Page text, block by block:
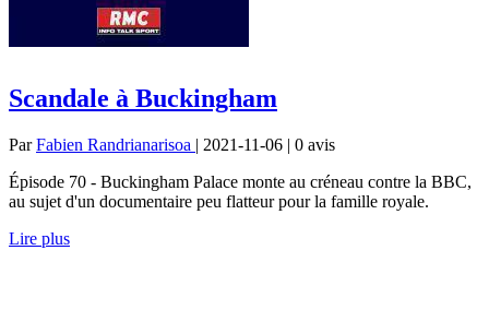
Scandale à Buckingham
ParFabien Randrianarisoa | 2021-11-06 | 0 avis
Épisode 70 - Buckingham Palace monte au créneau contre la BBC,
au sujet d'un documentaire peu flatteur pour la famille royale.
Lire plus